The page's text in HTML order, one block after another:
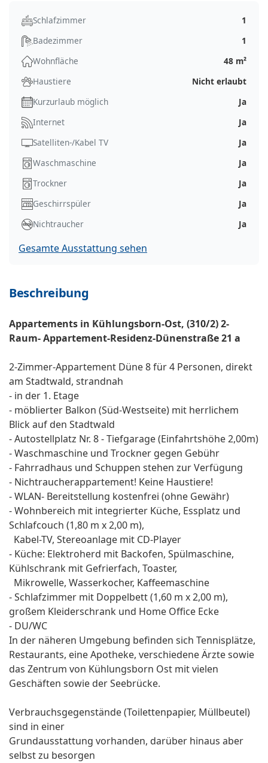
Schlafzimmer
1
Badezimmer
1
Wohnfläche
48 m²
Haustiere
Nicht erlaubt
Kurzurlaub möglich
Ja
Internet
Ja
Satelliten-/Kabel TV
Ja
Waschmaschine
Ja
Trockner
Ja
Geschirrspüler
Ja
Nichtraucher
Ja
Gesamte Ausstattung sehen
Beschreibung
Appartements in Kühlungsborn-Ost, (310/2) 2-
Raum- Appartement-Residenz-Dünenstraße 21 a
2-Zimmer-Appartement Düne 8 für 4 Personen, direkt
am Stadtwald, strandnah
- in der 1. Etage
- möblierter Balkon (Süd-Westseite) mit herrlichem
Blick auf den Stadtwald
- Autostellplatz Nr. 8 - Tiefgarage (Einfahrtshöhe 2,00m)
- Waschmaschine und Trockner gegen Gebühr
- Fahrradhaus und Schuppen stehen zur Verfügung
- Nichtraucherappartement! Keine Haustiere!
- WLAN- Bereitstellung kostenfrei (ohne Gewähr)
- Wohnbereich mit integrierter Küche, Essplatz und
Schlafcouch (1,80 m x 2,00 m),
Kabel-TV, Stereoanlage mit CD-Player
- Küche: Elektroherd mit Backofen, Spülmaschine,
Kühlschrank mit Gefrierfach, Toaster,
Mikrowelle, Wasserkocher, Kaffeemaschine
- Schlafzimmer mit Doppelbett (1,60 m x 2,00 m),
großem Kleiderschrank und Home Office Ecke
- DU/WC
In der näheren Umgebung befinden sich Tennisplätze,
Restaurants, eine Apotheke, verschiedene Ärzte sowie
das Zentrum von Kühlungsborn Ost mit vielen
Geschäften sowie der Seebrücke.
Verbrauchsgegenstände (Toilettenpapier, Müllbeutel)
sind in einer
Grundausstattung vorhanden, darüber hinaus aber
selbst zu besorgen